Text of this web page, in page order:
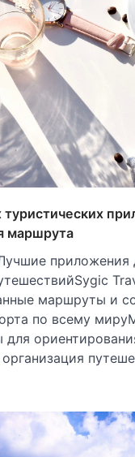
маршрута
приложения
маршруты и
по всему
для